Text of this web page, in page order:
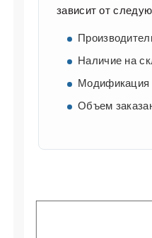
зависит от
Наличие на
Модификация
Объем